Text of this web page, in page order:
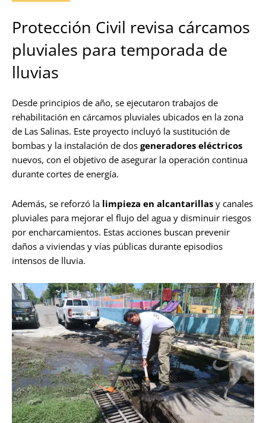
Protección Civil revisa cárcamos
pluviales para temporada de
lluvias
Desde principios de año, se ejecutaron trabajos de
rehabilitación en cárcamos pluviales ubicados en la zona
de Las Salinas. Este proyecto incluyó la sustitución de
bombas y la instalación de dos generadores eléctricos
nuevos, con el objetivo de asegurar la operación continua
durante cortes de energía.
Además, se reforzó la limpieza en alcantarillas y canales
pluviales para mejorar el flujo del agua y disminuir riesgos
por encharcamientos. Estas acciones buscan prevenir
daños a viviendas y vías públicas durante episodios
intensos de lluvia.